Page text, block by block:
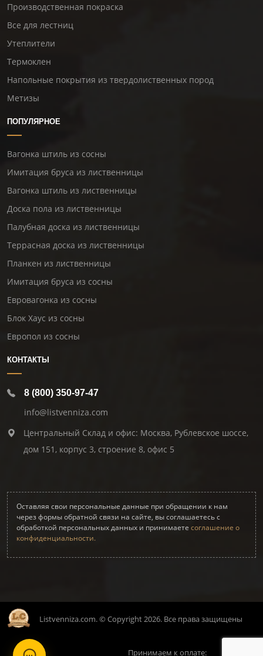
Производственная покраска
Все для лестниц
Утеплители
Термоклен
Напольные покрытия из твердолиственных пород
Метизы
ПОПУЛЯРНОЕ
Вагонка штиль из сосны
Имитация бруса из лиственницы
Вагонка штиль из лиственницы
Доска пола из лиственницы
Палубная доска из лиственницы
Террасная доска из лиственницы
Планкен из лиственницы
Имитация бруса из сосны
Евровагонка из сосны
Блок Хаус из сосны
Европол из сосны
КОНТАКТЫ
8 (800) 350-97-47
info@listvenniza.com
Центральный Склад и офис: Москва, Рублевское шоссе,
дом 151, корпус 3, строение 8, офис 5
Оставляя свои персональные данные при обращении к нам
через формы обратной связи на сайте, вы соглашаетесь с
обработкой персональных данных и принимаете соглашение о
конфиденциальности.
Listvenniza.com. © Copyright 2026. Все права защищены
Принимаем к оплате: